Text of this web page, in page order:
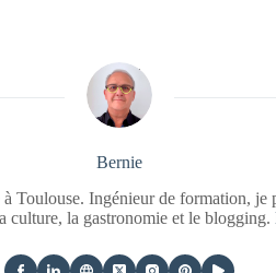
Bernie
Toulouse. Ingénieur de formation, je
culture, la gastronomie et le blogging.